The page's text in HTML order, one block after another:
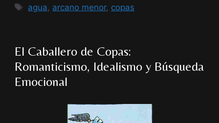
Etiquetas
agua, arcano menor, copas
El Caballero de Copas:
Romanticismo, Idealismo y Búsqueda
Emocional